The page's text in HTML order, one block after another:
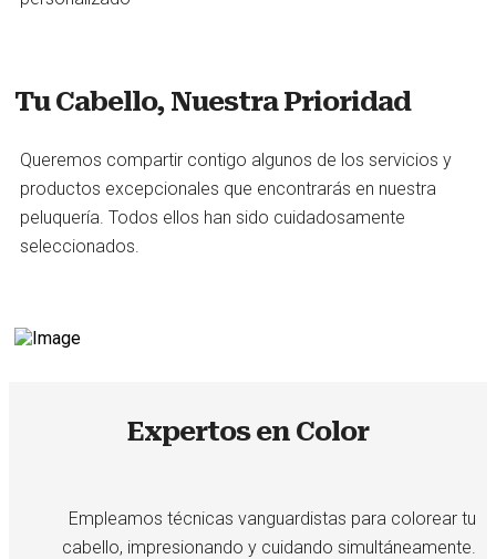
Tu Cabello, Nuestra Prioridad
Queremos compartir contigo algunos de los servicios y
productos excepcionales que encontrarás en nuestra
peluquería. Todos ellos han sido cuidadosamente
seleccionados.
Expertos en Color
Empleamos técnicas vanguardistas para colorear tu
cabello, impresionando y cuidando simultáneamente.